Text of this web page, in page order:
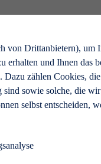
von Drittanbietern), um
erhalten und Ihnen das
Dazu zählen Cookies,
sind sowie solche, die
selbst entscheiden,